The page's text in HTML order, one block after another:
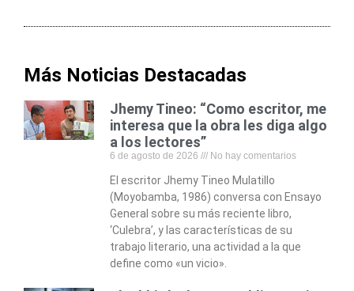
Más Noticias Destacadas
Jhemy Tineo: “Como escritor, me
interesa que la obra les diga algo
a los lectores”
6 de agosto de 2026 No hay comentarios
El escritor Jhemy Tineo Mulatillo
(Moyobamba, 1986) conversa con Ensayo
General sobre su más reciente libro,
‘Culebra’, y las características de su
trabajo literario, una actividad a la que
define como «un vicio».